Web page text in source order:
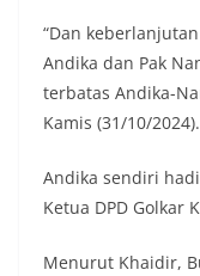
“Dan
Andika dan Pak
terbatas Andika-
Kamis (31/10/2024).
Andika sendiri
Ketua DPD Golkar
Menurut Khaidir,